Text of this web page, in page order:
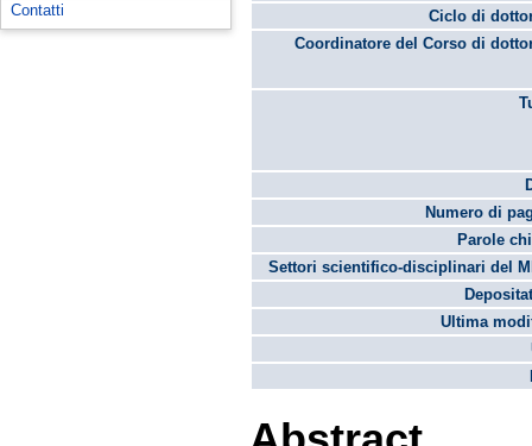
Contatti
Ciclo di
Coordinatore del Corso di
Numero di
Parole
Settori scientifico-disciplinari del
Ultima